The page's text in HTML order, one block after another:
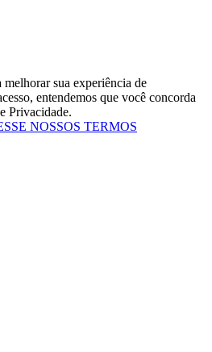
sua experiência de
entendemos que você concorda
Privacidade.
NOSSOS TERMOS